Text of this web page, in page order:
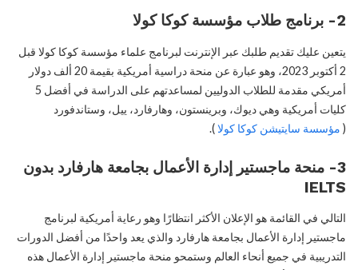
2- برنامج طلاب مؤسسة كوكا كولا
يتعين عليك تقديم طلبك عبر الإنترنت لبرنامج علماء مؤسسة كوكا كولا قبل
2 أكتوبر 2023، وهو عبارة عن منحة دراسية أمريكية بقيمة 20 ألف دولار
أمريكي مقدمة للطلاب الدوليين لمساعدتهم على الدراسة في أفضل 5
كليات أمريكية وهي ديوك، وبرينستون، وهارفارد، ييل، وستاندفورد
( مؤسسة سايتيشن كوكا كولا).
3- منحة ماجستير إدارة الأعمال بجامعة هارفارد بدون
IELTS
التالي في القائمة هو الإعلان الأكثر انتظارًا وهو رعاية أمريكية لبرنامج
ماجستير إدارة الأعمال بجامعة هارفارد والذي يعد واحدًا من أفضل الدورات
التدريبية في جميع أنحاء العالم وستمحو منحة ماجستير إدارة الأعمال هذه